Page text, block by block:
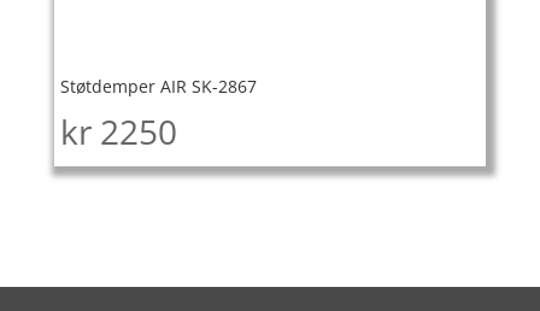
Støtdemper AIR SK-2867
kr 2250